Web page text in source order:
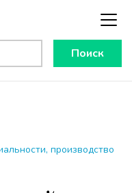
Поиск
производство